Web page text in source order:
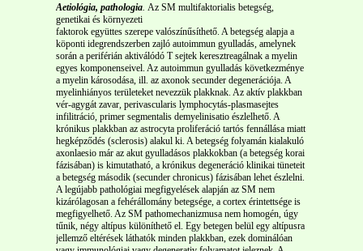
Aetiológia, pathologia. Az SM multifaktorialis betegség,
genetikai és környezeti
faktorok együttes szerepe valószínűsíthető. A betegség alapja a
köponti idegrendszerben zajló autoimmun gyulladás, amelynek
során a periférián aktiválódó T sejtek keresztreagálnak a myelin
egyes komponenseivel. Az autoimmun gyulladás következménye
a myelin károsodása, ill. az axonok secunder degenerációja. A
myelinhiányos területeket nevezzük plakknak. Az aktív plakkban
vér-agygát zavar, perivascularis lymphocytás-plasmasejtes
infilitráció, primer segmentalis demyelinisatio észlelhető. A
krónikus plakkban az astrocyta proliferáció tartós fennállása miatt
hegképződés (sclerosis) alakul ki. A betegség folyamán kialakuló
axonlaesio már az akut gyulladásos plakkokban (a betegség korai
fázisában) is kimutatható, a krónikus degeneráció klinikai tüneteit
a betegség második (secunder chronicus) fázisában lehet észlelni.
A legújabb pathológiai megfigyelések alapján az SM nem
kizárólagosan a fehérállomány betegsége, a cortex érintettsége is
megfigyelhető. Az SM pathomechanizmusa nem homogén, úgy
tűnik, négy altípus különíthető el. Egy betegen belül egy altípusra
jellemző eltérések láthatók minden plakkban, ezek dominálóan